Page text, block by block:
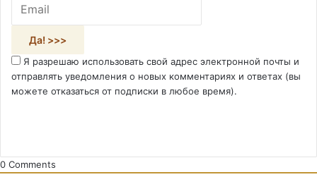
Я разрешаю использовать свой адрес электронной почты и
отправлять уведомления о новых комментариях и ответах (вы
можете отказаться от подписки в любое время).
0 Comments